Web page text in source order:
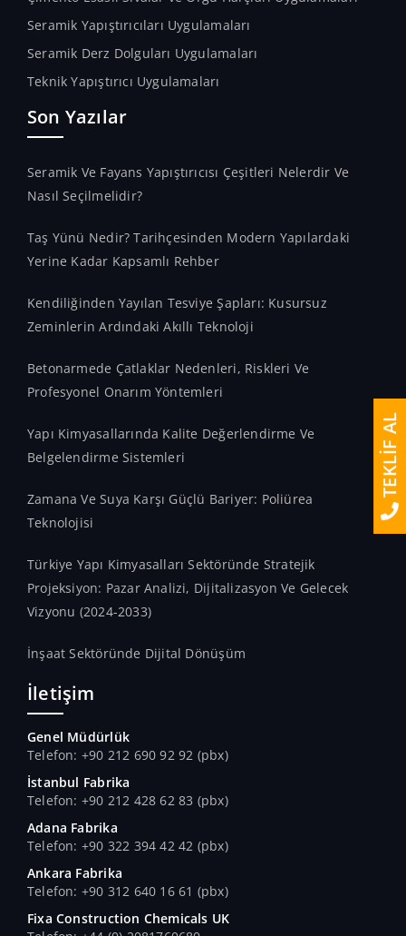
Seramik Yapıştırıcıları Uygulamaları
Seramik Derz Dolguları Uygulamaları
Teknik Yapıştırıcı Uygulamaları
Son Yazılar
Seramik Ve Fayans Yapıştırıcısı Çeşitleri Nelerdir Ve
Nasıl Seçilmelidir?
Taş Yünü Nedir? Tarihçesinden Modern Yapılardaki
Yerine Kadar Kapsamlı Rehber
Kendiliğinden Yayılan Tesviye Şapları: Kusursuz
Zeminlerin Ardındaki Akıllı Teknoloji
Betonarmede Çatlaklar Nedenleri, Riskleri Ve
Profesyonel Onarım Yöntemleri
Yapı Kimyasallarında Kalite Değerlendirme Ve
Belgelendirme Sistemleri
Zamana Ve Suya Karşı Güçlü Bariyer: Poliürea
Teknolojisi
Türkiye Yapı Kimyasalları Sektöründe Stratejik
Projeksiyon: Pazar Analizi, Dijitalizasyon Ve Gelecek
Vizyonu (2024-2033)
İnşaat Sektöründe Dijital Dönüşüm
İletişim
Genel Müdürlük
Telefon: +90 212 690 92 92 (pbx)
İstanbul Fabrika
Telefon: +90 212 428 62 83 (pbx)
Adana Fabrika
Telefon: +90 322 394 42 42 (pbx)
Ankara Fabrika
Telefon: +90 312 640 16 61 (pbx)
Fixa Construction Chemicals UK
TEKLİF AL